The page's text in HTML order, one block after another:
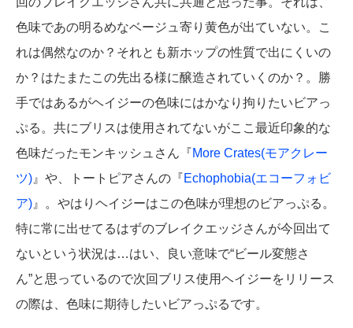
色味であの明るめなベージュ寄り黄色が出ていない。こ
れは偶然なのか？それとも新ホップの性質で出にくいの
か？はたまたこの先出る様に醸造されていくのか？。勝
手ではあるがヘイジーの色味にはかなり拘りたいビアっ
ぷる。共にブリスは使用されてないがここ最近印象的な
色味だったモンキッシュさん『More Crates(モアクレー
ツ) 』や、トートピアさんの『Echophobia(エコーフォビ
ア) 』。やはりヘイジーはこの色味が理想のビアっぷる。
特に常に出せてるはずのブレイクエッジさんが今回出て
ないという状況は…はい、良い意味で“ビール変態さ
ん”と思っているので次回ブリス使用ヘイジーをリリース
の際は、色味に期待したいビアっぷるです。